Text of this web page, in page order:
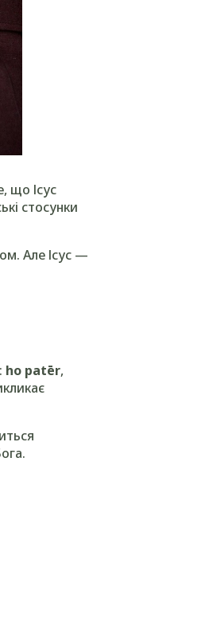
що Ісус
стосунки
Але Ісус —
ho patēr,